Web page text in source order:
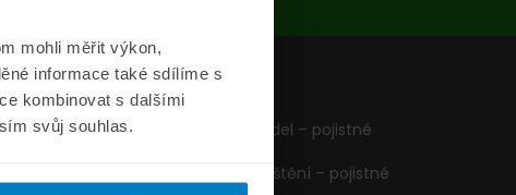
mohli měřit výkon,
informace také sdílíme s
kombinovat s dalšími
svůj souhlas.
Formuláře
Pojištění vozidel – pojistné
Cestovní pojištění – pojistné